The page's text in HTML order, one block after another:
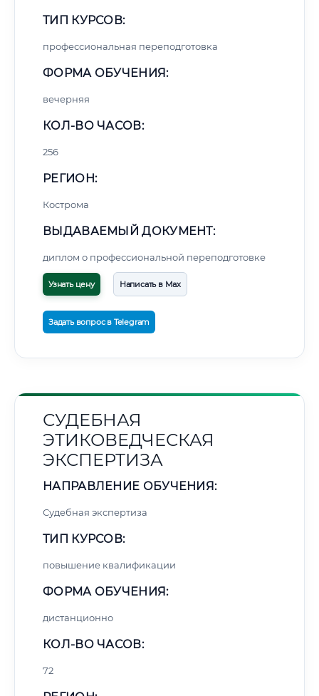
ТИП КУРСОВ:
профессиональная переподготовка
ФОРМА ОБУЧЕНИЯ:
вечерняя
КОЛ-ВО ЧАСОВ:
256
РЕГИОН:
Кострома
ВЫДАВАЕМЫЙ ДОКУМЕНТ:
диплом о профессиональной переподготовке
Узнать цену Написать в Max
Задать вопрос в Telegram
СУДЕБНАЯ
ЭТИКОВЕДЧЕСКАЯ
ЭКСПЕРТИЗА
НАПРАВЛЕНИЕ ОБУЧЕНИЯ:
Судебная экспертиза
ТИП КУРСОВ:
повышение квалификации
ФОРМА ОБУЧЕНИЯ:
дистанционно
КОЛ-ВО ЧАСОВ:
72